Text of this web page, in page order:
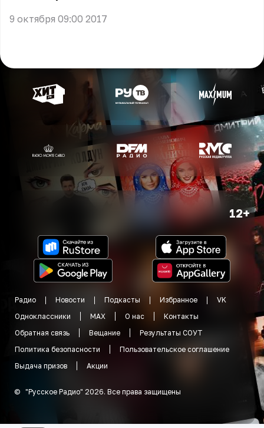
9 октября 09:00 2017
12+
Радио Новости Подкасты Избранное
VK
Одноклассники
MAX О нас
Контакты
Обратная связь
Вещание
Результаты СОУТ
Политика безопасности
Пользовательское соглашение
Выдача призов
Акции
© "Русское Радио" 2026. Все права защищены